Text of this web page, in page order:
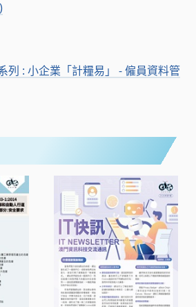
列 : 小企業「計糧易」 - 僱員資料管